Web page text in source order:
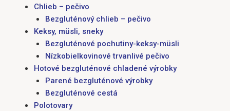
Chlieb – pečivo
Bezgluténový chlieb – pečivo
Keksy, müsli, sneky
Bezgluténové pochutiny-keksy-müsli
Nízkobielkovinové trvanlivé pečivo
Hotové bezgluténové chladené výrobky
Parené bezgluténové výrobky
Bezgluténové cestá
Polotovary